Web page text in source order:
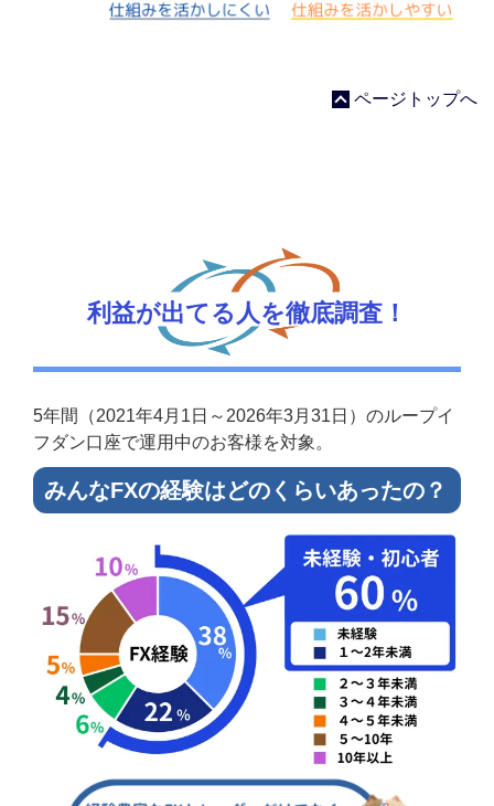
ページトップへ
利益が出てる人を徹底調査！
5年間（2021年4月1日～2026年3月31日）のループイ
フダン口座で運用中のお客様を対象。
みんなFXの経験はどのくらいあったの？